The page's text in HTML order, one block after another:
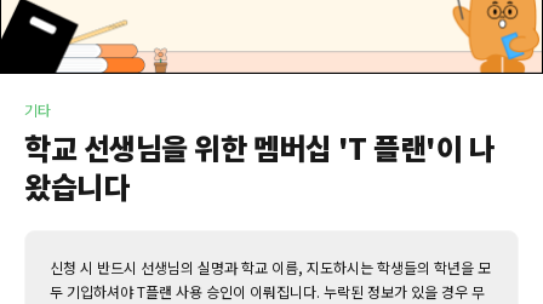
기타
학교 선생님을 위한 멤버십 'T 플랜'이 나
왔습니다
신청 시 반드시 선생님의 실명과 학교 이름, 지도하시는 학생들의 학년을 모
두 기입하셔야 T플랜 사용 승인이 이뤄집니다. 누락된 정보가 있을 경우 무